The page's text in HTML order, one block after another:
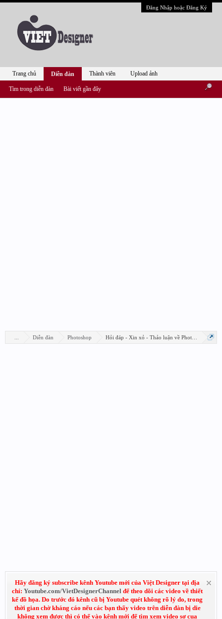
Đăng Nhập hoặc Đăng Ký
Diễn đàn Photoshop Hỏi đáp - Xin xỏ - Thảo luận về Photoshop
Hãy đăng ký subscribe kênh Youtube mới của Việt Designer tại địa
chỉ: Youtube.com/VietDesignerChannel để theo dõi các video về thiết
kế đồ họa. Do trước đó kênh cũ bị Youtube quét không rõ lý do, trong
thời gian chờ kháng cáo nếu các bạn thấy video trên diễn đàn bị die
không xem được thì có thể vào kênh mới để tìm xem video sơ cua
Trang chủ Diễn đàn
Tìm trong diễn đàn Bài viết gần đây
Thành viên Upload ảnh